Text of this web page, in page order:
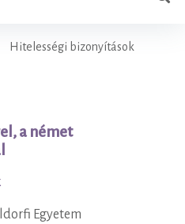
Hitelességi bizonyítások
a német
Egyetem